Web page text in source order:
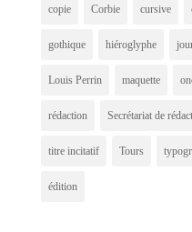
copie Corbie cursive
gothique hiéroglyphe
Louis Perrin maquette
rédaction Secrétariat de
titre incitatif Tours
édition